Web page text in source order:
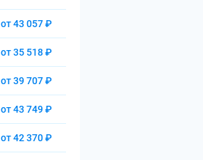
от 43 057 ₽
от 35 518 ₽
от 39 707 ₽
от 43 749 ₽
от 42 370 ₽